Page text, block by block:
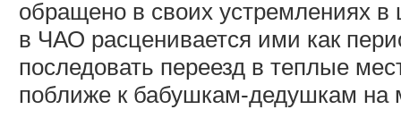
обращено в своих устремлениях
в ЧАО расценивается ими как
последовать переезд в теплые
поближе к бабушкам-дедушкам на